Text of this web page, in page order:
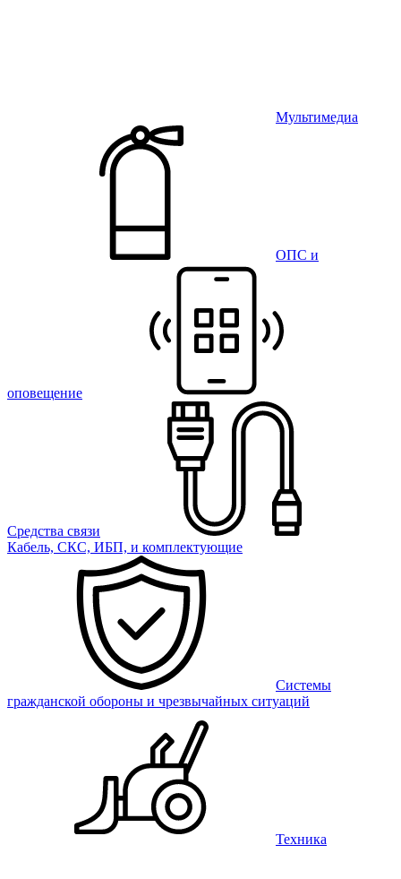
Мультимедиа
ОПС и
оповещение
Средства связи
Кабель, СКС, ИБП, и комплектующие
Системы
гражданской обороны и чрезвычайных ситуаций
Техника